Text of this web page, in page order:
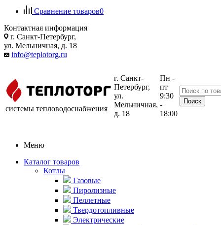
Сравнение товаров0
Контактная информация
г. Санкт-Петербург,
ул. Мельничная, д. 18
info@teplotorg.ru
системы тепловодоснабжения
г. Санкт-
Петербург,
ул.
Мельничная,
д. 18
Пн -
пт
9:30
-
18:00
Меню
Каталог товаров
Котлы
Газовые
Пиролизные
Пеллетные
Твердотопливные
Электрические